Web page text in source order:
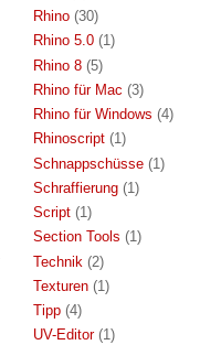
Rhino (30)
Rhino 5.0 (1)
Rhino 8 (5)
Rhino für Mac (3)
Rhino für Windows (4)
Rhinoscript (1)
Schnappschüsse (1)
Schraffierung (1)
Script (1)
Section Tools (1)
Technik (2)
Texturen (1)
Tipp (4)
UV-Editor (1)